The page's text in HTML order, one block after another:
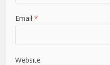
Email*
Website